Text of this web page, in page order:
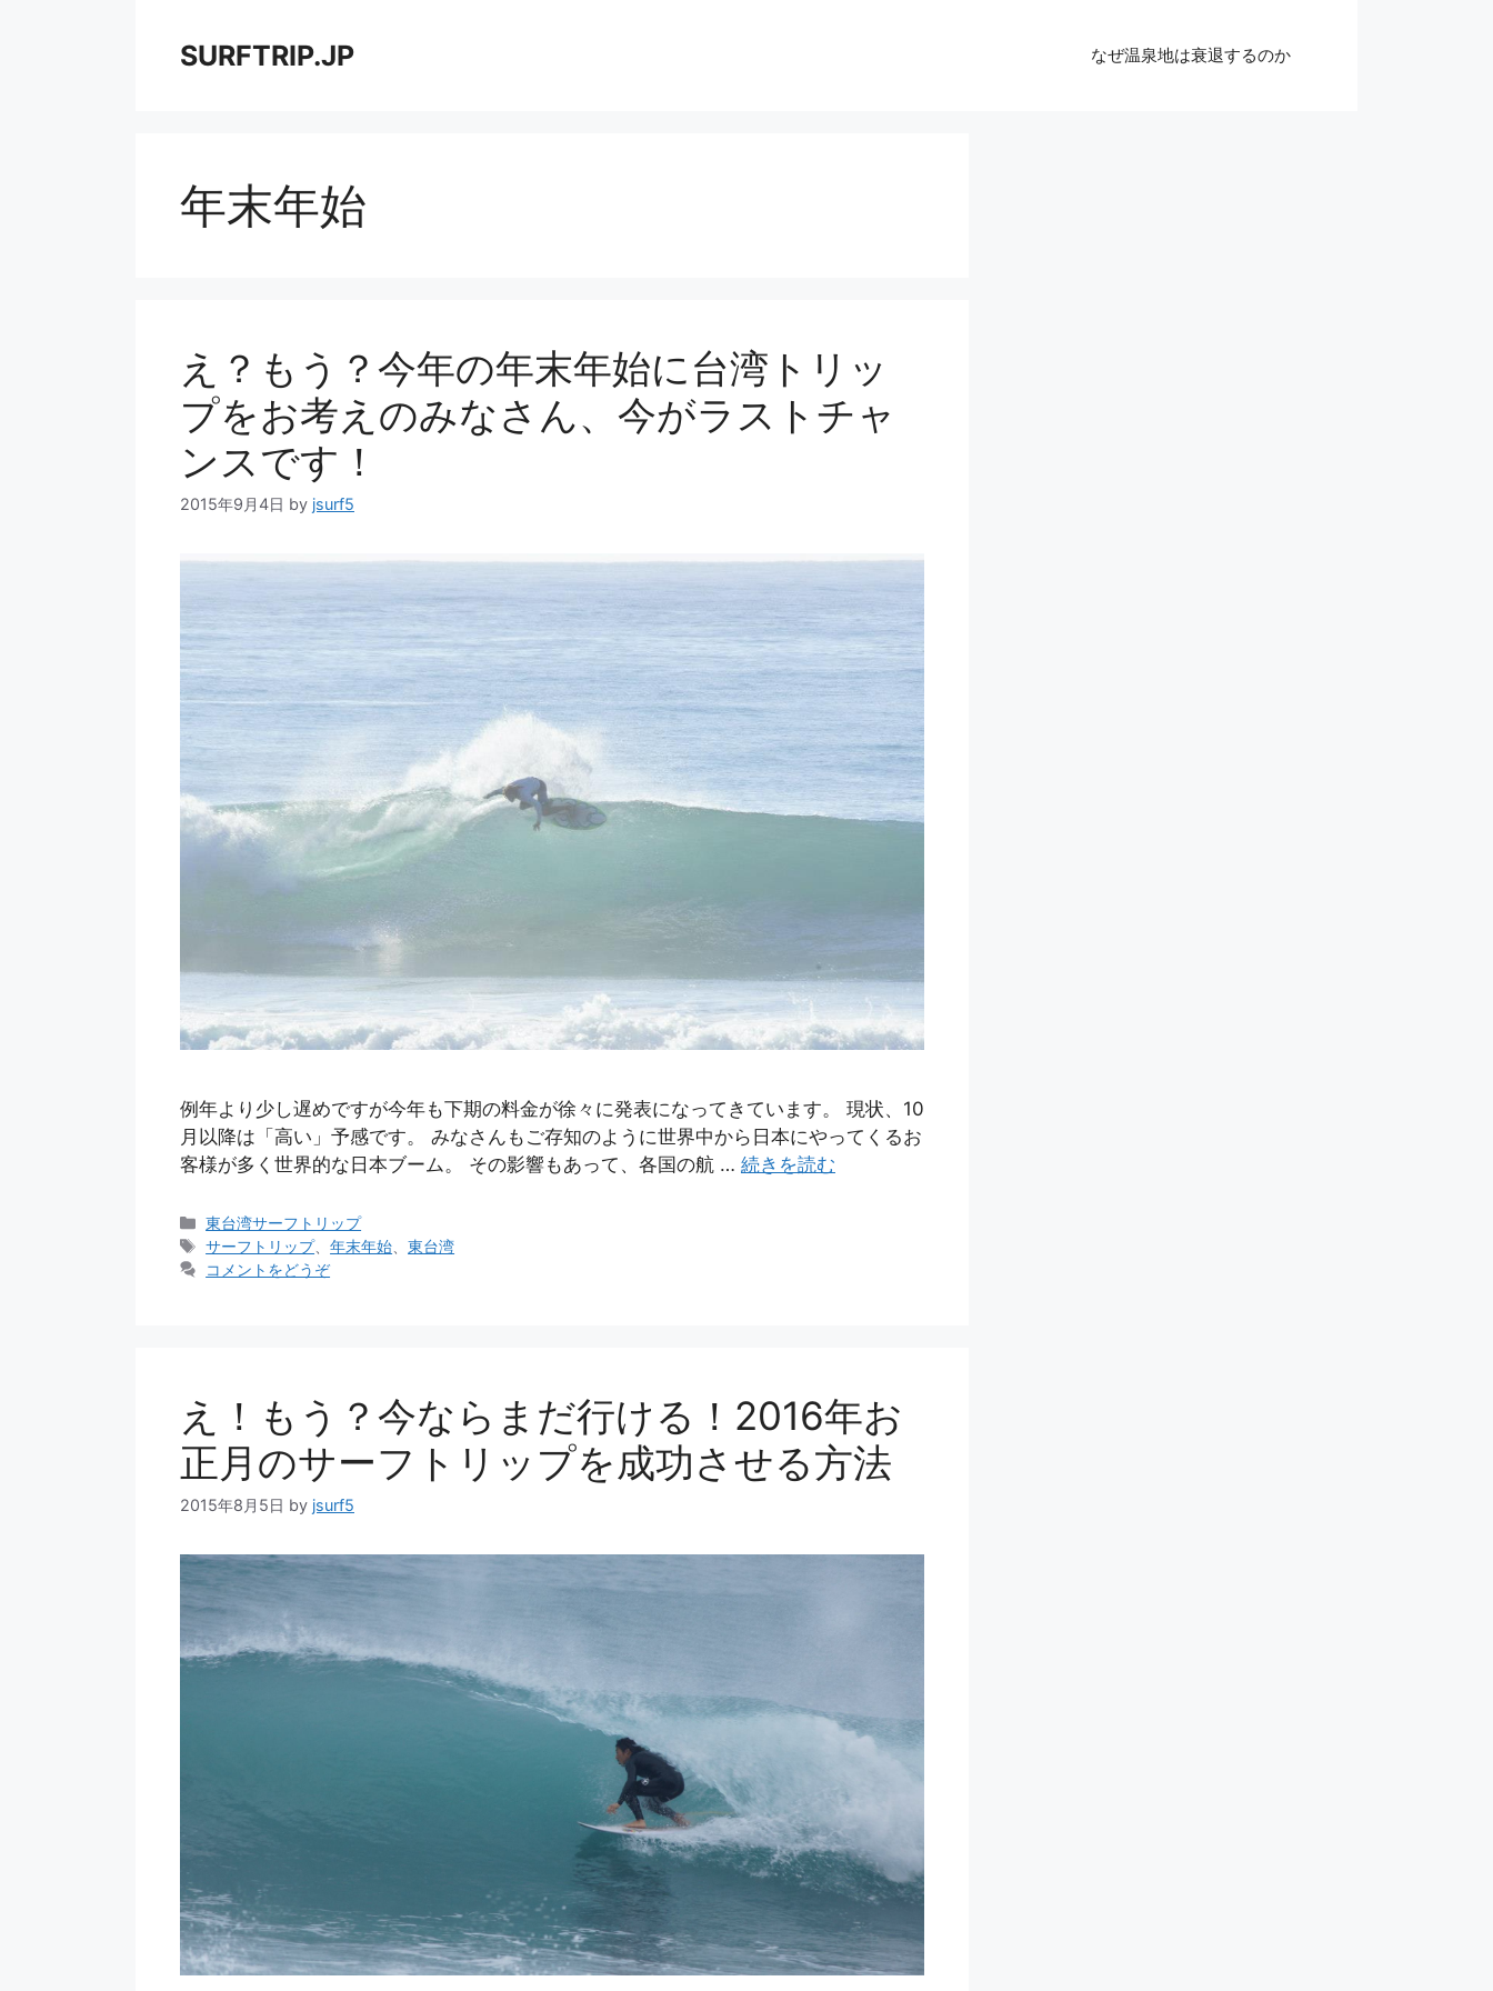
SURFTRIP.JP なぜ温泉地は衰退するのか
年末年始
え？もう？今年の年末年始に台湾トリッ
プをお考えのみなさん、今がラストチャ
ンスです！
2015年9月4日 by jsurf5
例年より少し遅めですが今年も下期の料金が徐々に発表になってきています。 現状、10
月以降は「高い」予感です。 みなさんもご存知のように世界中から日本にやってくるお
客様が多く世界的な日本ブーム。 その影響もあって、各国の航 … 続きを読む
カ
テ
ゴ
東台湾サーフトリップ
タ
グ
サーフトリップ、年末年始 、東台湾
コメントをどうぞ
え！もう？今ならまだ行ける！2016年お
正月のサーフトリップを成功させる方法
2015年8月5日 by jsurf5